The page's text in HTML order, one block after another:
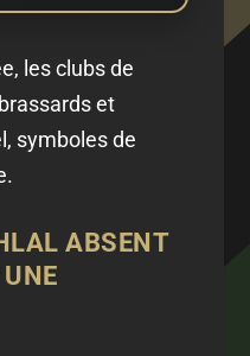
les clubs de
et
symboles de
ABSENT